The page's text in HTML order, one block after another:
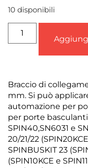
10 disponibili
Braccio di
mm. Si può
automazione per
per porte
SPIN40,SN6031 e
20/21/22
SPINBUSKIT 23
(SPIN10KCE e